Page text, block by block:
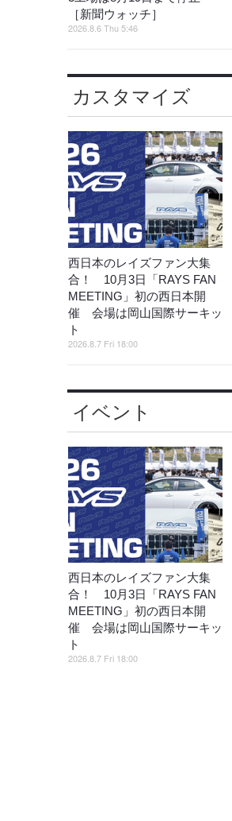
［新聞ウォッチ］
2026.8.6 Thu 5:46
カスタマイズ
西日本のレイズファン大集
合！ 10月3日「RAYS FAN
MEETING」初の西日本開
催 会場は岡山国際サーキッ
ト
2026.8.7 Fri 18:00
イベント
西日本のレイズファン大集
合！ 10月3日「RAYS FAN
MEETING」初の西日本開
催 会場は岡山国際サーキッ
ト
2026.8.7 Fri 18:00